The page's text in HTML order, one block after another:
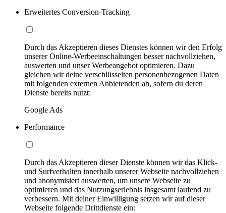
Erweitertes Conversion-Tracking
Durch das Akzeptieren dieses Dienstes können wir den Erfolg
unserer Online-Werbeeinschaltungen besser nachvollziehen,
auswerten und unser Werbeangebot optimieren. Dazu
gleichen wir deine verschlüsselten personenbezogenen Daten
mit folgenden externen Anbietenden ab, sofern du deren
Dienste bereits nutzt:
Google Ads
Performance
Durch das Akzeptieren dieser Dienste können wir das Klick-
und Surfverhalten innerhalb unserer Webseite nachvollziehen
und anonymisiert auswerten, um unsere Webseite zu
optimieren und das Nutzungserlebnis insgesamt laufend zu
verbessern. Mit deiner Einwilligung setzen wir auf dieser
Webseite folgende Drittdienste ein: